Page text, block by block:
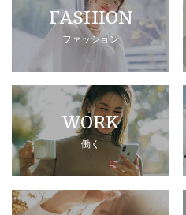
FASHION
ファッション
WORK
働く